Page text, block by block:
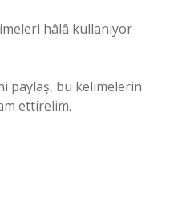
hâlâ kullanıyor
paylaş, bu kelimelerin
ettirelim.